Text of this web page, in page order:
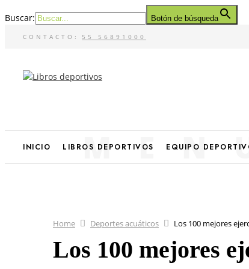
Buscar: Botón de búsqueda
CONTACTO: 55 56891000
INICIO LIBROS DEPORTIVOS EQUIPO
Home Deportes acuáticos Los 100 mejores
Los 100 mejores